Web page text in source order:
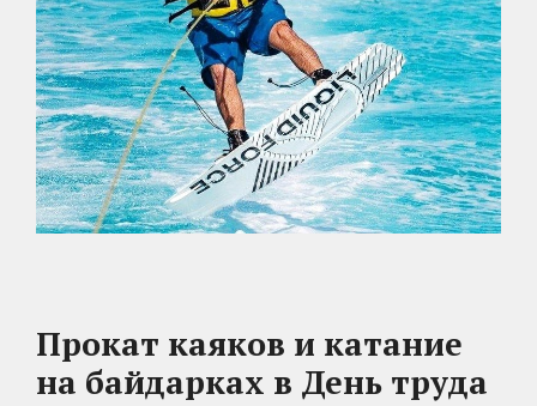
Прокат каяков и катание
на байдарках в День труда